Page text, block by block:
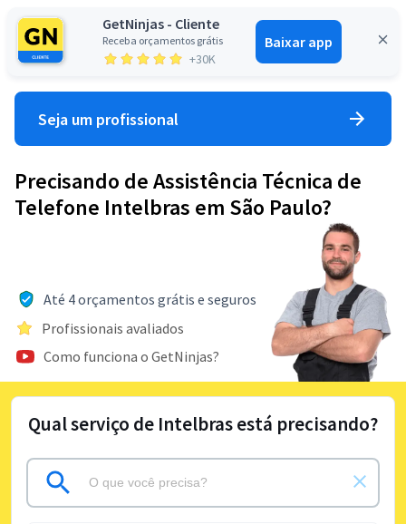
GetNinjas - Cliente
Receba orçamentos grátis
+30K
Baixar app
Entrar
Seja um profissional
Precisando de Assistência Técnica de
Telefone Intelbras em São Paulo?
Até 4 orçamentos grátis e seguros
Profissionais avaliados
Como funciona o GetNinjas?
Qual serviço de Intelbras está precisando?